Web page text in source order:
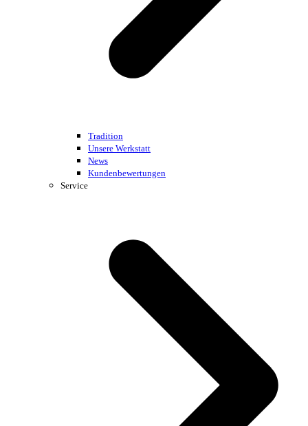
Tradition
Unsere Werkstatt
News
Kundenbewertungen
Service